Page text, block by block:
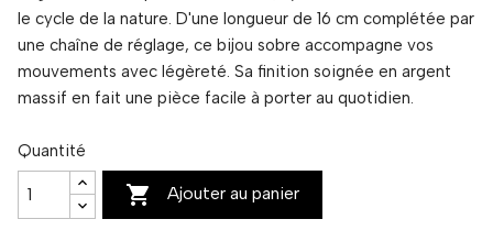
le cycle de la nature. D'une longueur de 16 cm complétée par
une chaîne de réglage, ce bijou sobre accompagne vos
mouvements avec légèreté. Sa finition soignée en argent
massif en fait une pièce facile à porter au quotidien.
Quantité
 Ajouter au panier